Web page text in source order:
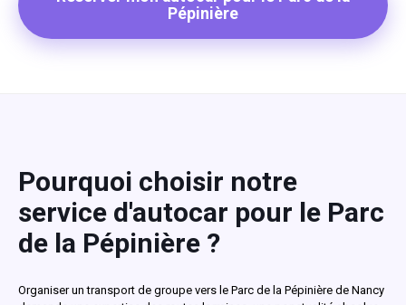
Pépinière
Pourquoi choisir notre
service d'autocar pour le Parc
de la Pépinière ?
Organiser un transport de groupe vers le Parc de la Pépinière de Nancy